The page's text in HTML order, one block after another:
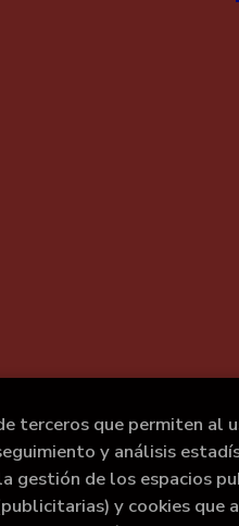
terceros que permiten al
y análisis
gestión de los espacios
y cookies que